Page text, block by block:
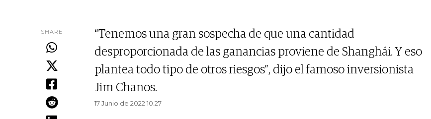
SHARE
“Tenemos una gran sospecha de que una cantidad
desproporcionada de las ganancias proviene de Shanghái. Y eso
plantea todo tipo de otros riesgos”, dijo el famoso inversionista
Jim Chanos.
17 Junio de 2022 10.27